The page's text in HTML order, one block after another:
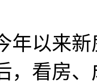
年以来
，看房